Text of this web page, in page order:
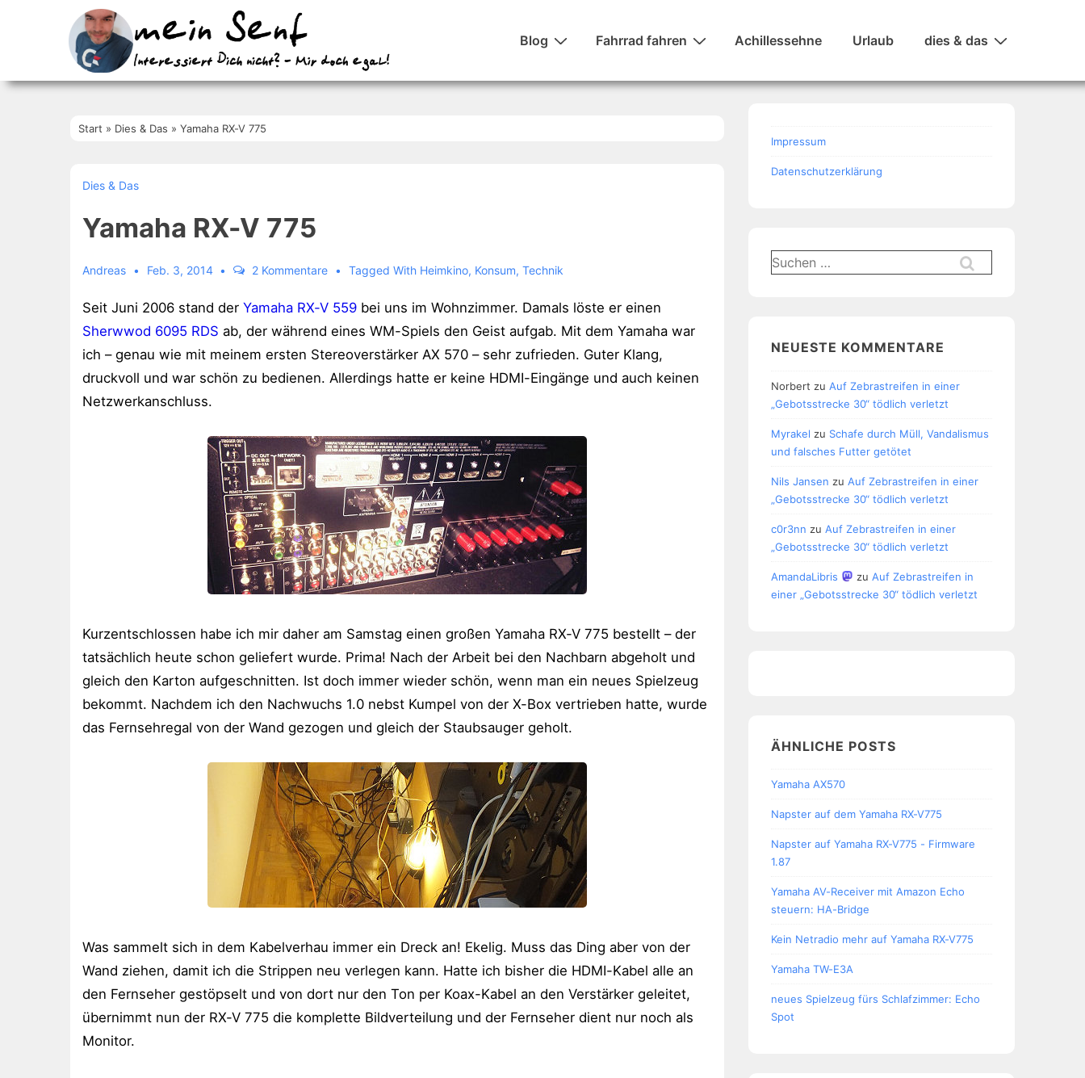
Hauptnavigation
Blog Fahrrad fahren Achillessehne Urlaub dies & das
Start » Dies & Das » Yamaha RX-V 775
Dies & Das
Yamaha RX-V 775
Andreas Feb. 3, 2014 2 Kommentare Tagged With Heimkino, Konsum, Technik
Seit Juni 2006 stand der Yamaha RX-V 559 bei uns im Wohnzimmer. Damals löste er einen
Sherwwod 6095 RDS ab, der während eines WM-Spiels den Geist aufgab. Mit dem Yamaha war
ich – genau wie mit meinem ersten Stereoverstärker AX 570 – sehr zufrieden. Guter Klang,
druckvoll und war schön zu bedienen. Allerdings hatte er keine HDMI-Eingänge und auch keinen
Netzwerkanschluss.
Kurzentschlossen habe ich mir daher am Samstag einen großen Yamaha RX-V 775 bestellt – der
tatsächlich heute schon geliefert wurde. Prima! Nach der Arbeit bei den Nachbarn abgeholt und
gleich den Karton aufgeschnitten. Ist doch immer wieder schön, wenn man ein neues Spielzeug
bekommt. Nachdem ich den Nachwuchs 1.0 nebst Kumpel von der X-Box vertrieben hatte, wurde
das Fernsehregal von der Wand gezogen und gleich der Staubsauger geholt.
Was sammelt sich in dem Kabelverhau immer ein Dreck an! Ekelig. Muss das Ding aber von der
Wand ziehen, damit ich die Strippen neu verlegen kann. Hatte ich bisher die HDMI-Kabel alle an
den Fernseher gestöpselt und von dort nur den Ton per Koax-Kabel an den Verstärker geleitet,
übernimmt nun der RX-V 775 die komplette Bildverteilung und der Fernseher dient nur noch als
Monitor.
Impressum
Datenschutzerklärung
Suchen
nach:
NEUESTE KOMMENTARE
Norbert zu Auf Zebrastreifen in einer
„Gebotsstrecke 30“ tödlich verletzt
Myrakel zu Schafe durch Müll, Vandalismus
und falsches Futter getötet
Nils Jansen zu Auf Zebrastreifen in einer
„Gebotsstrecke 30“ tödlich verletzt
c0r3nn zu Auf Zebrastreifen in einer
„Gebotsstrecke 30“ tödlich verletzt
AmandaLibris zu Auf Zebrastreifen in
einer „Gebotsstrecke 30“ tödlich verletzt
ÄHNLICHE POSTS
Yamaha AX570
Napster auf dem Yamaha RX-V775
Napster auf Yamaha RX-V775 - Firmware
1.87
Yamaha AV-Receiver mit Amazon Echo
steuern: HA-Bridge
Kein Netradio mehr auf Yamaha RX-V775
Yamaha TW-E3A
neues Spielzeug fürs Schlafzimmer: Echo
Spot